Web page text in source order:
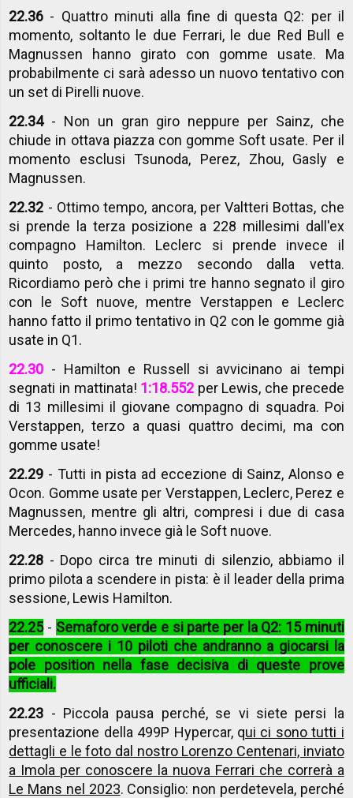
22.36 - Quattro minuti alla fine di questa Q2: per il
momento, soltanto le due Ferrari, le due Red Bull e
Magnussen hanno girato con gomme usate. Ma
probabilmente ci sarà adesso un nuovo tentativo con
un set di Pirelli nuove.
22.34- Non un gran giro neppure per Sainz, che
chiude in ottava piazza con gomme Soft usate. Per il
momento esclusi Tsunoda, Perez, Zhou, Gasly e
Magnussen.
22.32 - Ottimo tempo, ancora, per Valtteri Bottas, che
si prende la terza posizione a 228 millesimi dall'ex
compagno Hamilton. Leclerc si prende invece il
quinto posto, a mezzo secondo dalla vetta.
Ricordiamo però che i primi tre hanno segnato il giro
con le Soft nuove, mentre Verstappen e Leclerc
hanno fatto il primo tentativo in Q2 con le gomme già
usate in Q1.
22.30 - Hamilton e Russell si avvicinano ai tempi
segnati in mattinata! 1:18.552 per Lewis, che precede
di 13 millesimi il giovane compagno di squadra. Poi
Verstappen, terzo a quasi quattro decimi, ma con
gomme usate!
22.29 - Tutti in pista ad eccezione di Sainz, Alonso e
Ocon. Gomme usate per Verstappen, Leclerc, Perez e
Magnussen, mentre gli altri, compresi i due di casa
Mercedes, hanno invece già le Soft nuove.
22.28 - Dopo circa tre minuti di silenzio, abbiamo il
primo pilota a scendere in pista: è il leader della prima
sessione, Lewis Hamilton.
22.25- Semaforo verde e si parte per la Q2: 15 minuti
per conoscere i 10 piloti che andranno a giocarsi la
pole position nella fase decisiva di queste prove
ufficiali.
22.23 - Piccola pausa perché, se vi siete persi la
presentazione della 499P Hypercar, qui ci sono tutti i
dettagli e le foto dal nostro Lorenzo Centenari, inviato
a Imola per conoscere la nuova Ferrari che correrà a
Le Mans nel 2023. Consiglio: non perdetevela, perché